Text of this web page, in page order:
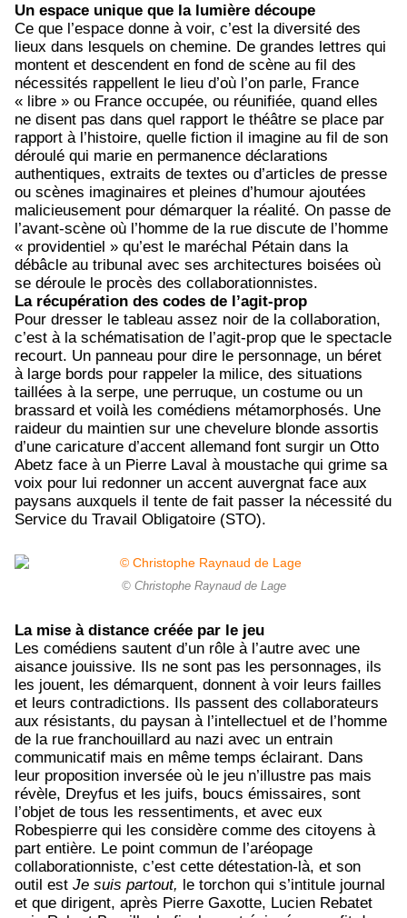
Un espace unique que la lumière découpe
Ce que l’espace donne à voir, c’est la diversité des
lieux dans lesquels on chemine. De grandes lettres qui
montent et descendent en fond de scène au fil des
nécessités rappellent le lieu d’où l’on parle, France
« libre » ou France occupée, ou réunifiée, quand elles
ne disent pas dans quel rapport le théâtre se place par
rapport à l’histoire, quelle fiction il imagine au fil de son
déroulé qui marie en permanence déclarations
authentiques, extraits de textes ou d’articles de presse
ou scènes imaginaires et pleines d’humour ajoutées
malicieusement pour démarquer la réalité. On passe de
l’avant-scène où l’homme de la rue discute de l’homme
« providentiel » qu’est le maréchal Pétain dans la
débâcle au tribunal avec ses architectures boisées où
se déroule le procès des collaborationnistes.
La récupération des codes de l’agit-prop
Pour dresser le tableau assez noir de la collaboration,
c’est à la schématisation de l’agit-prop que le spectacle
recourt. Un panneau pour dire le personnage, un béret
à large bords pour rappeler la milice, des situations
taillées à la serpe, une perruque, un costume ou un
brassard et voilà les comédiens métamorphosés. Une
raideur du maintien sur une chevelure blonde assortis
d’une caricature d’accent allemand font surgir un Otto
Abetz face à un Pierre Laval à moustache qui grime sa
voix pour lui redonner un accent auvergnat face aux
paysans auxquels il tente de fait passer la nécessité du
Service du Travail Obligatoire (STO).
© Christophe Raynaud de Lage
La mise à distance créée par le jeu
Les comédiens sautent d’un rôle à l’autre avec une
aisance jouissive. Ils ne sont pas les personnages, ils
les jouent, les démarquent, donnent à voir leurs failles
et leurs contradictions. Ils passent des collaborateurs
aux résistants, du paysan à l’intellectuel et de l’homme
de la rue franchouillard au nazi avec un entrain
communicatif mais en même temps éclairant. Dans
leur proposition inversée où le jeu n’illustre pas mais
révèle, Dreyfus et les juifs, boucs émissaires, sont
l’objet de tous les ressentiments, et avec eux
Robespierre qui les considère comme des citoyens à
part entière. Le point commun de l’aréopage
collaborationniste, c’est cette détestation-là, et son
outil est Je suis partout, le torchon qui s’intitule journal
et que dirigent, après Pierre Gaxotte, Lucien Rebatet